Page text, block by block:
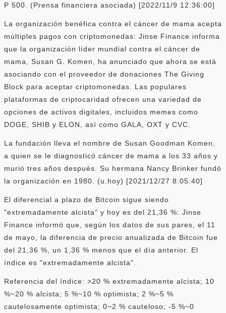
P 500. (Prensa financiera asociada) [2022/11/9 12:36:00]
La organización benéfica contra el cáncer de mama acepta
múltiples pagos con criptomonedas: Jinse Finance informa
que la organización líder mundial contra el cáncer de
mama, Susan G. Komen, ha anunciado que ahora se está
asociando con el proveedor de donaciones The Giving
Block para aceptar criptomonedas. Las populares
plataformas de criptocaridad ofrecen una variedad de
opciones de activos digitales, incluidos memes como
DOGE, SHIB y ELON, así como GALA, OXT y CVC.
La fundación lleva el nombre de Susan Goodman Komen,
a quien se le diagnosticó cáncer de mama a los 33 años y
murió tres años después. Su hermana Nancy Brinker fundó
la organización en 1980. (u.hoy) [2021/12/27 8:05:40]
El diferencial a plazo de Bitcoin sigue siendo
"extremadamente alcista" y hoy es del 21,36 %: Jinse
Finance informó que, según los datos de sus pares, el 11
de mayo, la diferencia de precio anualizada de Bitcoin fue
del 21,36 %, un 1,36 % menos que el día anterior. El
índice es "extremadamente alcista".
Referencia del índice: >20 % extremadamente alcista; 10
%~20 % alcista; 5 %~10 % optimista; 2 %~5 %
cautelosamente optimista; 0~2 % cauteloso; -5 %~0